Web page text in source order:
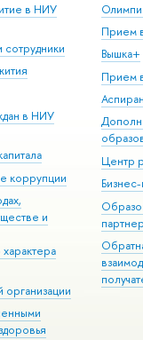
в НИУ
в НИУ
коррупции
и
организации
Прием
Вышка+
Прием
Центр